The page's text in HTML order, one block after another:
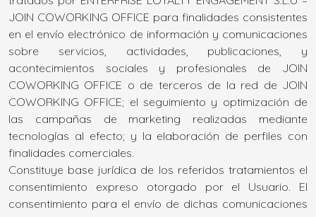
JOIN COWORKING OFFICE para finalidades consistentes
en el envío electrónico de información y comunicaciones
sobre servicios, actividades, publicaciones, y
acontecimientos sociales y profesionales de JOIN
COWORKING OFFICE o de terceros de la red de JOIN
COWORKING OFFICE; el seguimiento y optimización de
las campañas de marketing realizadas mediante
tecnologías al efecto; y la elaboración de perfiles con
finalidades comerciales.
Constituye base jurídica de los referidos tratamientos el
consentimiento expreso otorgado por el Usuario. El
consentimiento para el envío de dichas comunicaciones